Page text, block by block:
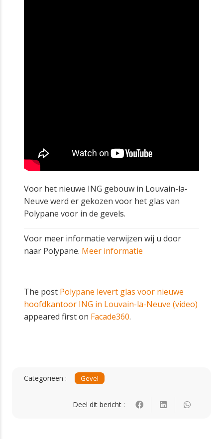
Voor het nieuwe ING gebouw in Louvain-la-
Neuve werd er gekozen voor het glas van
Polypane voor in de gevels.
Voor meer informatie verwijzen wij u door
naar Polypane. Meer informatie
The post Polypane levert glas voor nieuwe
hoofdkantoor ING in Louvain-la-Neuve (video)
appeared first on Facade360.
Categorieën : Gevel
Deel dit bericht :